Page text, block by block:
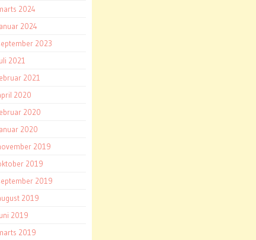
2024
2024
2023
2021
2021
2020
2020
2020
2019
2019
2019
2019
2019
2019